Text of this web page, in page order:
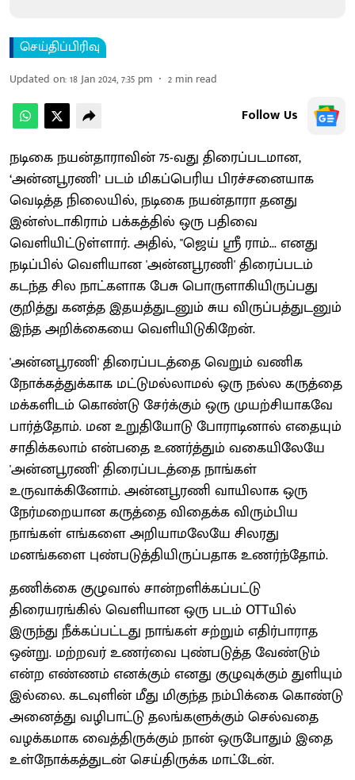
செய்திப்பிரிவு
Updated on:18 Jan 2024, 7:35 pm 2 min read
Follow Us
நடிகை நயன்தாராவின் 75-வது திரைப்படமான,
‘அன்னபூரணி’ படம் மிகப்பெரிய பிரச்சனையாக
வெடித்த நிலையில், நடிகை நயன்தாரா தனது
இன்ஸ்டாகிராம் பக்கத்தில் ஒரு பதிவை
வெளியிட்டுள்ளார். அதில், "ஜெய் ஸ்ரீ ராம்... எனது
நடிப்பில் வெளியான 'அன்னபூரணி' திரைப்படம்
கடந்த சில நாட்களாக பேசு பொருளாகியிருப்பது
குறித்து கனத்த இதயத்துடனும் சுய விருப்பத்துடனும்
இந்த அறிக்கையை வெளியிடுகிறேன்.
'அன்னபூரணி' திரைப்படத்தை வெறும் வணிக
நோக்கத்துக்காக மட்டுமல்லாமல் ஒரு நல்ல கருத்தை
மக்களிடம் கொண்டு சேர்க்கும் ஒரு முயற்சியாகவே
பார்த்தோம். மன உறுதியோடு போராடினால் எதையும்
சாதிக்கலாம் என்பதை உணர்த்தும் வகையிலேயே
'அன்னபூரணி' திரைப்படத்தை நாங்கள்
உருவாக்கினோம். அன்னபூரணி வாயிலாக ஒரு
நேர்மறையான கருத்தை விதைக்க விரும்பிய
நாங்கள் எங்களை அறியாமலேயே சிலரது
மனங்களை புண்படுத்தியிருப்பதாக உணர்ந்தோம்.
தணிக்கை குழுவால் சான்றளிக்கப்பட்டு
திரையரங்கில் வெளியான ஒரு படம் OTTயில்
இருந்து நீக்கப்பட்டது நாங்கள் சற்றும் எதிர்பாராத
ஒன்று. மற்றவர் உணர்வை புண்படுத்த வேண்டும்
என்ற எண்ணம் எனக்கும் எனது குழுவுக்கும் துளியும்
இல்லை. கடவுளின் மீது மிகுந்த நம்பிக்கை கொண்டு
அனைத்து வழிபாட்டு தலங்களுக்கும் செல்வதை
வழக்கமாக வைத்திருக்கும் நான் ஒருபோதும் இதை
உள்நோக்கத்துடன் செய்திருக்க மாட்டேன்.